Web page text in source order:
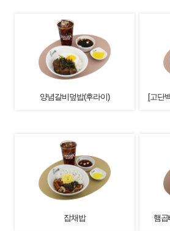
양념갈비덮밥(후라이) [고단
잡채밥 햄곱